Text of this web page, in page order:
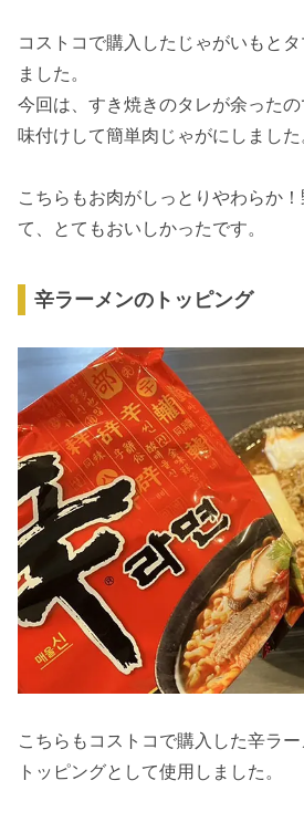
コストコで購入したじゃがいもと
ました。
今回は、すき焼きのタレが余った
味付けして簡単肉じゃがにしました
こちらもお肉がしっとりやわらか
て、とてもおいしかったです。
辛ラーメンのトッピング
こちらもコストコで購入した辛ラ
トッピングとして使用しました。